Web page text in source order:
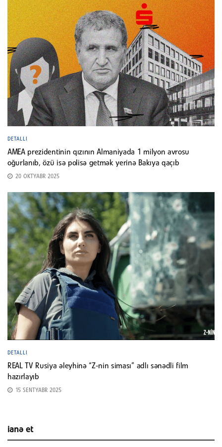
DETALLI
AMEA prezidentinin qızının Almaniyada 1 milyon avrosu
oğurlanıb, özü isə polisə getmək yerinə Bakıya qaçıb
20 OKTYABR 2025
DETALLI
REAL TV Rusiya əleyhinə “Z-nin siması” adlı sənədli film
hazırlayıb
15 SENTYABR 2025
ianə et